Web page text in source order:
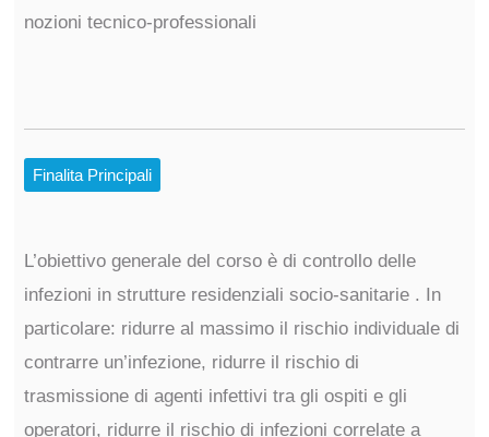
nozioni tecnico-professionali
Finalita Principali
L’obiettivo generale del corso è di controllo delle
infezioni in strutture residenziali socio‐sanitarie . In
particolare: ridurre al massimo il rischio individuale di
contrarre un’infezione, ridurre il rischio di
trasmissione di agenti infettivi tra gli ospiti e gli
operatori, ridurre il rischio di infezioni correlate a